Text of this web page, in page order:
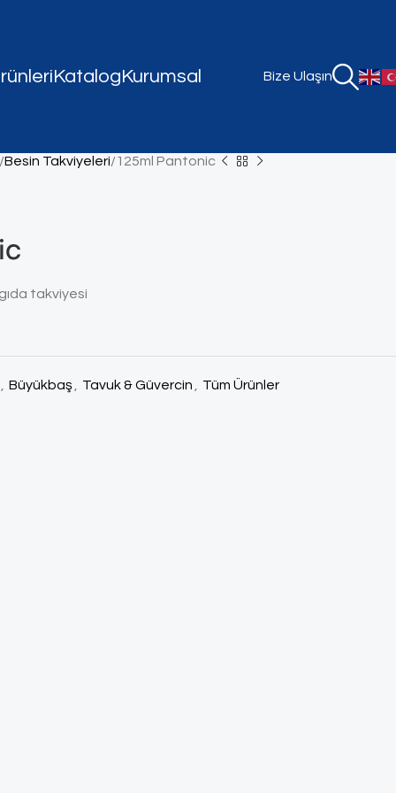
KatalogKurumsal Bize Ulaşın
Besin Takviyeleri 125ml Pantonic
takviyesi
Büyükbaş Tavuk & Güvercin Tüm Ürünler